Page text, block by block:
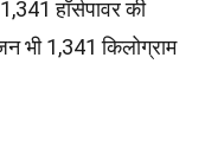
हॉर्सपावर की
भी 1,341 किलोग्राम